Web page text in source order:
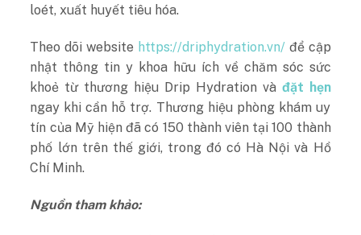
loét, xuất huyết tiêu hóa.
Theo dõi website https://driphydration.vn/để cập
nhật thông tin y khoa hữu ích về chăm sóc sức
khoẻ từ thương hiệu Drip Hydration và đặt hẹn
ngay khi cần hỗ trợ. Thương hiệu phòng khám uy
tín của Mỹ hiện đã có 150 thành viên tại 100 thành
phố lớn trên thế giới, trong đó có Hà Nội và Hồ
Chí Minh.
Nguồn tham khảo: